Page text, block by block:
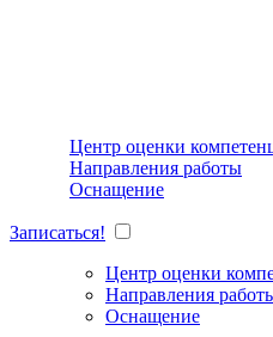
Центр оценки
Направления работы
Оснащение
Записаться!
Центр оценки
Направления
Оснащение